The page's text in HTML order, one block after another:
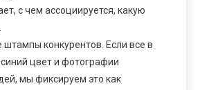
с чем ассоциируется, какую
конкурентов. Если все в
цвет и фотографии
мы фиксируем это как